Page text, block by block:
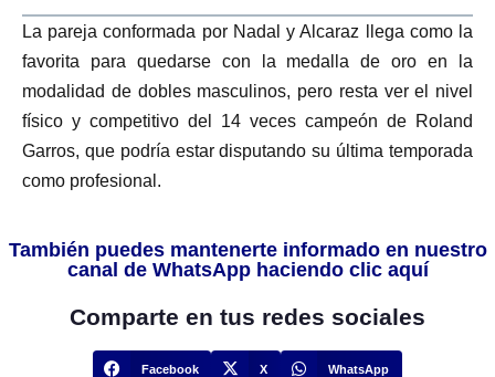
La pareja conformada por Nadal y Alcaraz llega como la
favorita para quedarse con la medalla de oro en la
modalidad de dobles masculinos, pero resta ver el nivel
físico y competitivo del 14 veces campeón de Roland
Garros, que podría estar disputando su última temporada
como profesional.
También puedes mantenerte informado en nuestro
canal de WhatsApp haciendo clic aquí
Comparte en tus redes sociales
Facebook X WhatsApp